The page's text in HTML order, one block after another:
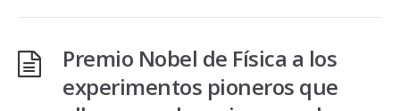
Premio Nobel de Física a los
experimentos pioneros que